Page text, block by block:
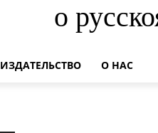
о
ИЗДАТЕЛЬСТВО О НАС